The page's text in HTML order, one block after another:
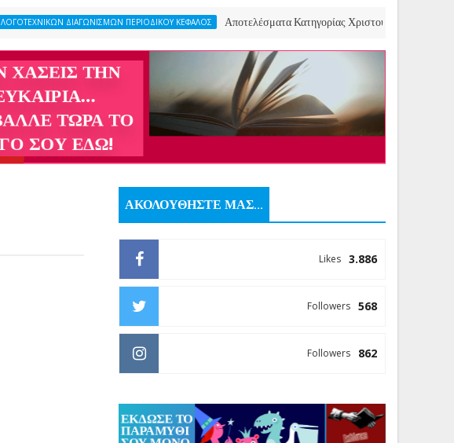
ΠΕΡΙΟΔΙΚΟΥ ΚΕΦΑΛΟΣ Αποτελέσματα Κατηγορίας Χριστουγεννιάτικου Ποιήματος- 2ος
ΑΚΟΛΟΥΘΗΣΤΕ ΜΑΣ...
3.886
Likes
568
Followers
862
Followers